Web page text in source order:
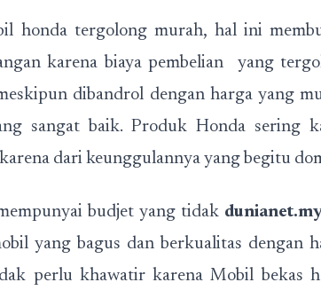
honda tergolong murah, hal ini
karena biaya pembelian yang
dibandrol dengan harga yang
sangat baik. Produk Honda sering
dari keunggulannya yang begitu
budjet yang tidak
yang bagus dan berkualitas dengan
perlu khawatir karena Mobil bekas